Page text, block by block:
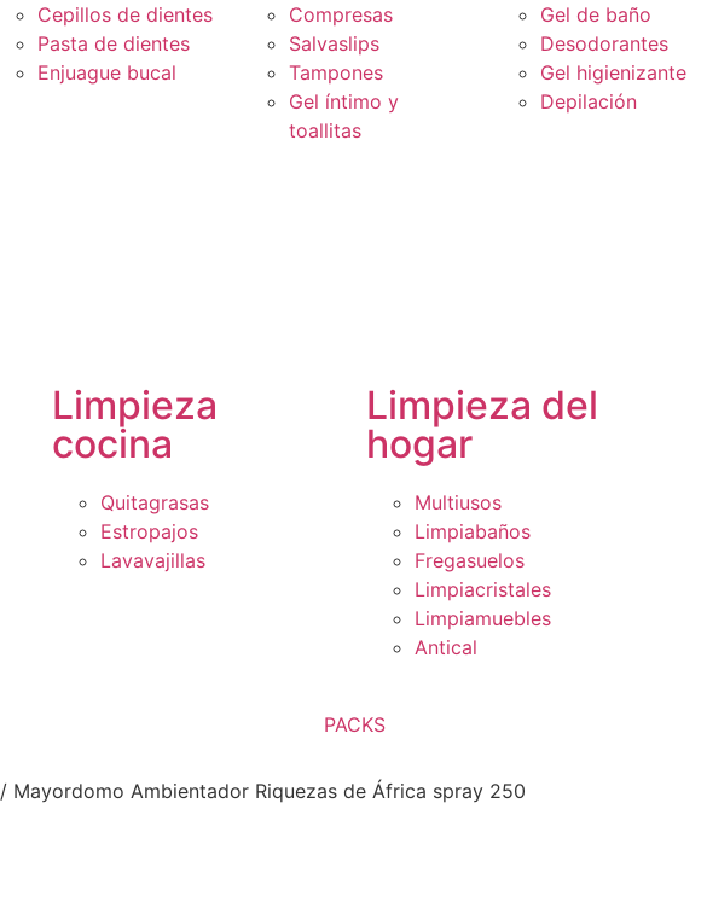
Cepillos de dientes
Pasta de dientes
Enjuague bucal
Compresas
Salvaslips
Tampones
Gel íntimo y
toallitas
Gel de baño
Desodorantes
Gel higienizante
Depilación
Limpieza
cocina
Quitagrasas
Estropajos
Lavavajillas
Limpieza del
hogar
Multiusos
Limpiabaños
Fregasuelos
Limpiacristales
Limpiamuebles
Antical
PACKS
/ Mayordomo Ambientador Riquezas de África spray 250